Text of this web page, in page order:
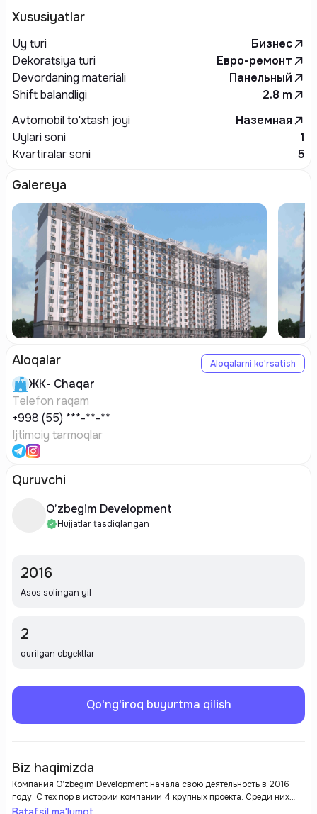
Xususiyatlar
Uy turi
Бизнес
Dekoratsiya turi
Евро-ремонт
Devordaning materiali
Панельный
Shift balandligi
2.8 m
Avtomobil to'xtash joyi
Наземная
Uylari soni
1
Kvartiralar soni
5
Galereya
Aloqalar Aloqalarni ko'rsatish
ЖК- Chaqar
Telefon raqam
+998 (55) ***-**-**
Ijtimoiy tarmoqlar
Quruvchi
O’zbegim Development
Hujjatlar tasdiqlangan
2016
Asos solingan yil
2
qurilgan obyektlar
Qo'ng'iroq buyurtma qilish
Biz haqimizda
Компания O’zbegim Development начала свою деятельность в 2016
году. С тех пор в истории компании 4 крупных проекта. Среди них
элитные жилые комплексы Family House и O’zbegim, которые уже